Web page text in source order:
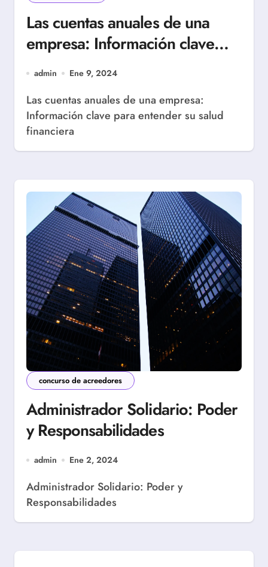
Las cuentas anuales de una
empresa: Información clave
para entender su salud
financiera
admin Ene 9, 2024
Las cuentas anuales de una empresa:
Información clave para entender su salud
financiera
concurso de acreedores
Administrador Solidario: Poder
y Responsabilidades
admin Ene 2, 2024
Administrador Solidario: Poder y
Responsabilidades